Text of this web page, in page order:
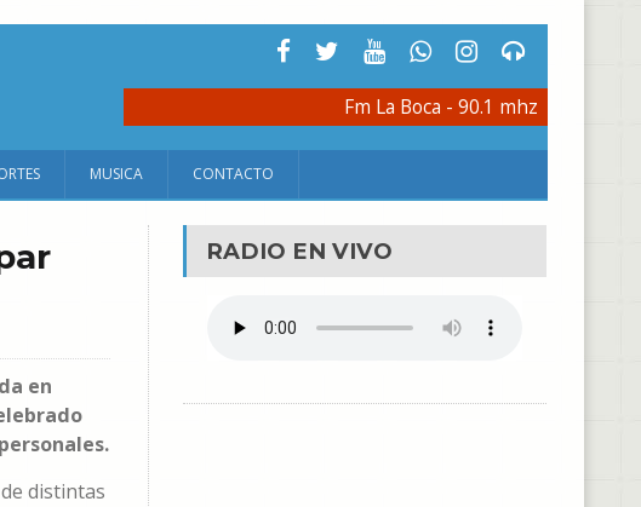
Fm La Boca - 90.1 mhz
MUSICA CONTACTO
en
distintas
RADIO EN VIVO